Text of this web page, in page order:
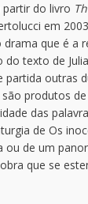
do livro
em
que é a
do texto de Julia
partida outras
produtos de
das
de Os
ou de um
que se